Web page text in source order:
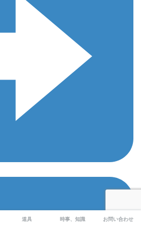
道具 時事、知識 お問い合わせ